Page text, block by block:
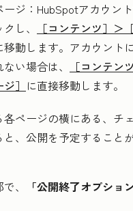
ージ ：HubSpotアカウント
し、
［コンテンツ］＞
移動します。アカウントに
い場合は、
［コンテン
］ に直接移動します。
ページの横にある、 チ
と、公開を予定すること
、
「公開終了オプション